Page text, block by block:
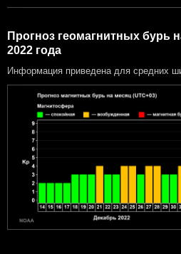
Прогноз геомагнитных бурь
2022 года
Информация приведена для средних